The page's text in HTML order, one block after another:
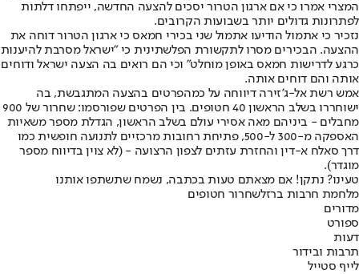
המצרי אמרו כי אם ארגון הטרור יסכים להצעה החדשה, ייפתחו דלתות
לפתרונות גדולים יותר בשבועות הקרובים.
נזכיר כי אתמול הודיעו אתמול שני בכירי חמאס כי ארגון הטרור דוחה את
ההצעה. הבכירים מסרו לתקשורת הפלשתינית כי "ישראל מסרבת להיענות
כרגע לדרישות חמאס באופן מוחלט" וכי הם רואים בה הצעה ישראל ודוחים
אותה והם דוחים אותה.
אמש רשת אל-ג'זירה דיווחה על כמהפרטים בהצעה המתגבשת, בה
ישוחררו בשלב הראשון 40 חטופים. בין הפרטים שפורסמו: שחרור של 900
מחבלים - ביניהם מאה אסירי עולם בשלב הראשון, הגדלת מספר משאיות
האספקה מ-300 ל-500, פתיחת רחובות מרכזיים לתנועה חופשית כמו
דרך סאלח א-דין והחזרת עזתים לצפון הרצועה - (לא צוין בדיווח מספר
מוגדר).
טעינו? נתקן! אם מצאתם טעות בכתבה, נשמח שתשתפו אותנו
מלחמת חרבות ברזלשחרור חטופים
מדורים
ספורט
דעות
תרבות ובידור
לייף סטייל